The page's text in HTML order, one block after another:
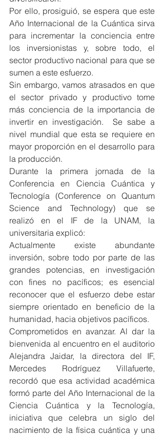
Por ello, prosiguió, se espera que este
Año Internacional de la Cuántica sirva
para incrementar la conciencia entre
los inversionistas y, sobre todo, el
sector productivo nacional para que se
sumen a este esfuerzo.
Sin embargo, vamos atrasados en que
el sector privado y productivo tome
más conciencia de la importancia de
invertir en investigación.  Se sabe a
nivel mundial que esta se requiere en
mayor proporción en el desarrollo para
la producción.
Durante la primera jornada de la
Conferencia en Ciencia Cuántica y
Tecnología (Conference on Quantum
Science and Technology) que se
realizó en el IF de la UNAM, la
universitaria explicó:
Actualmente existe abundante
inversión, sobre todo por parte de las
grandes potencias, en investigación
con fines no pacíficos; es esencial
reconocer que el esfuerzo debe estar
siempre orientado en beneficio de la
humanidad, hacia objetivos pacíficos.
Comprometidos en avanzar. Al dar la
bienvenida al encuentro en el auditorio
Alejandra Jaidar, la directora del IF,
Mercedes Rodríguez Villafuerte,
recordó que esa actividad académica
formó parte del Año Internacional de la
Ciencia Cuántica y la Tecnología,
iniciativa que celebra un siglo del
nacimiento de la física cuántica y una